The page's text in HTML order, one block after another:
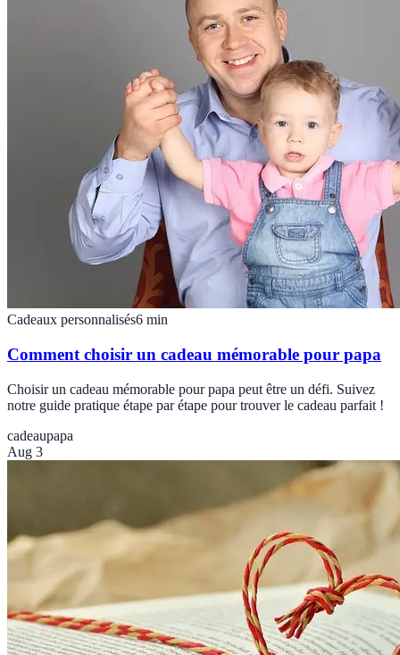
Cadeaux personnalisés6 min
Comment choisir un cadeau mémorable pour papa
Choisir un cadeau mémorable pour papa peut être un défi. Suivez
notre guide pratique étape par étape pour trouver le cadeau parfait !
cadeaupapa
Aug 3